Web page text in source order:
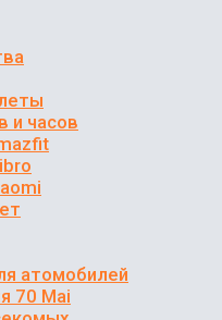
и часов
атомобилей
70 Mai